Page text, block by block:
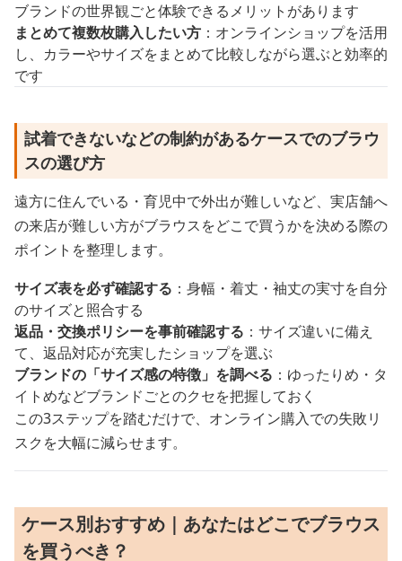
ブランドの世界観ごと体験できるメリットがあります
まとめて複数枚購入したい方 ：オンラインショップを活用
し、カラーやサイズをまとめて比較しながら選ぶと効率的
です
試着できないなどの制約があるケースでのブラウ
スの選び方
遠方に住んでいる・育児中で外出が難しいなど、実店舗へ
の来店が難しい方がブラウスをどこで買うかを決める際の
ポイントを整理します。
サイズ表を必ず確認する ：身幅・着丈・袖丈の実寸を自分
のサイズと照合する
返品・交換ポリシーを事前確認する ：サイズ違いに備え
て、返品対応が充実したショップを選ぶ
ブランドの「サイズ感の特徴」を調べる ：ゆったりめ・タ
イトめなどブランドごとのクセを把握しておく
この3ステップを踏むだけで、オンライン購入での失敗リ
スクを大幅に減らせます。
ケース別おすすめ｜あなたはどこでブラウス
を買うべき？